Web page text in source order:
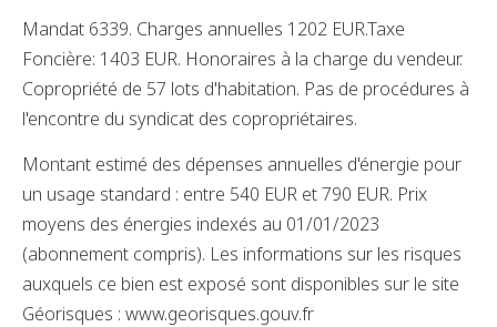
Mandat 6339. Charges annuelles 1202 EUR.Taxe
Foncière: 1403 EUR. Honoraires à la charge du vendeur.
Copropriété de 57 lots d'habitation. Pas de procédures à
l'encontre du syndicat des copropriétaires.
Montant estimé des dépenses annuelles d'énergie pour
un usage standard : entre 540 EUR et 790 EUR. Prix
moyens des énergies indexés au 01/01/2023
(abonnement compris). Les informations sur les risques
auxquels ce bien est exposé sont disponibles sur le site
Géorisques : www.georisques.gouv.fr